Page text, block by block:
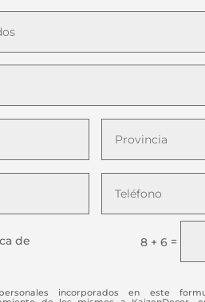
de
8 + 6 =
incorporados en este